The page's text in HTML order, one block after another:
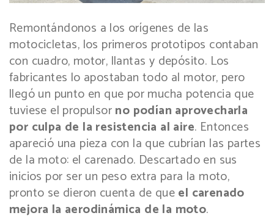
Remontándonos a los orígenes de las
motocicletas, los primeros prototipos contaban
con cuadro, motor, llantas y depósito. Los
fabricantes lo apostaban todo al motor, pero
llegó un punto en que por mucha potencia que
tuviese el propulsorno podían aprovecharla
por culpa de la resistencia al aire. Entonces
apareció una pieza con la que cubrían las partes
de la moto: el carenado. Descartado en sus
inicios por ser un peso extra para la moto,
pronto se dieron cuenta de queel carenado
mejora la aerodinámica de la moto.